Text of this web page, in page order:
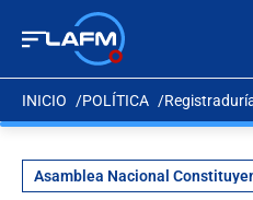
INICIO POLÍTICA
Asamblea Nacional